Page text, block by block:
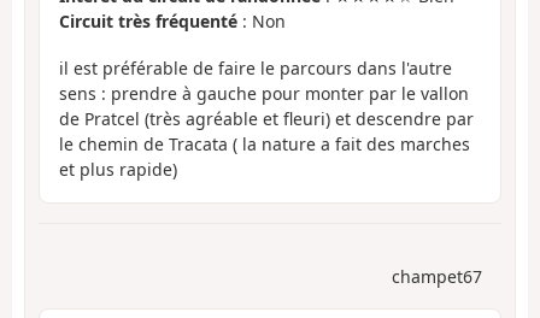
Circuit très fréquenté : Non
il est préférable de faire le parcours dans l'autre
sens : prendre à gauche pour monter par le vallon
de Pratcel (très agréable et fleuri) et descendre par
le chemin de Tracata ( la nature a fait des marches
et plus rapide)
champet67